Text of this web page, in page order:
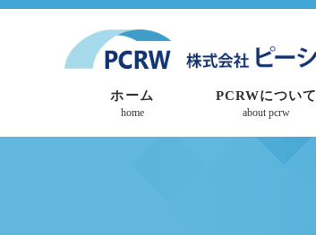
ホーム
home
PCRWについて
about pcrw